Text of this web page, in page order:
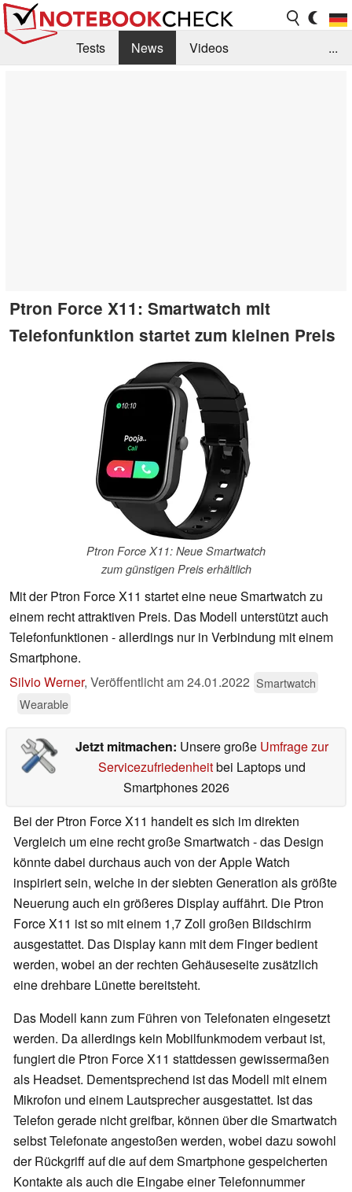
Tests News
Videos
...
Ptron Force X11: Smartwatch mit
Telefonfunktion startet zum kleinen Preis
Ptron Force X11: Neue Smartwatch
zum günstigen Preis erhältlich
Mit der Ptron Force X11 startet eine neue Smartwatch zu
einem recht attraktiven Preis. Das Modell unterstützt auch
Telefonfunktionen - allerdings nur in Verbindung mit einem
Smartphone.
Silvio Werner, Veröffentlicht am24.01.2022 Smartwatch
Wearable
Jetzt mitmachen: Unsere große Umfrage zur
Servicezufriedenheitbei Laptops und
Smartphones 2026
Bei der Ptron Force X11 handelt es sich im direkten
Vergleich um eine recht große Smartwatch - das Design
könnte dabei durchaus auch von der Apple Watch
inspiriert sein, welche in der siebten Generation als größte
Neuerung auch ein größeres Display auffährt. Die Ptron
Force X11 ist so mit einem 1,7 Zoll großen Bildschirm
ausgestattet. Das Display kann mit dem Finger bedient
werden, wobei an der rechten Gehäuseseite zusätzlich
eine drehbare Lünette bereitsteht.
Das Modell kann zum Führen von Telefonaten eingesetzt
werden. Da allerdings kein Mobilfunkmodem verbaut ist,
fungiert die Ptron Force X11 stattdessen gewissermaßen
als Headset. Dementsprechend ist das Modell mit einem
Mikrofon und einem Lautsprecher ausgestattet. Ist das
Telefon gerade nicht greifbar, können über die Smartwatch
selbst Telefonate angestoßen werden, wobei dazu sowohl
der Rückgriff auf die auf dem Smartphone gespeicherten
Kontakte als auch die Eingabe einer Telefonnummer